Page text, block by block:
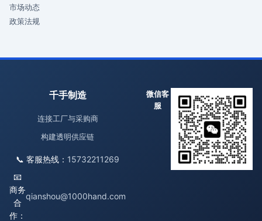
市场动态
政策法规
千手制造
连接工厂与采购商
构建透明供应链
📞 客服热线： 15732211269
📧
商务
合
作：
qianshou@1000hand.com
微信客
服